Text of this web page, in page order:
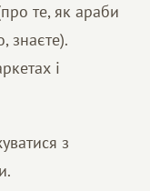
те, як араби
знаєте).
і
з